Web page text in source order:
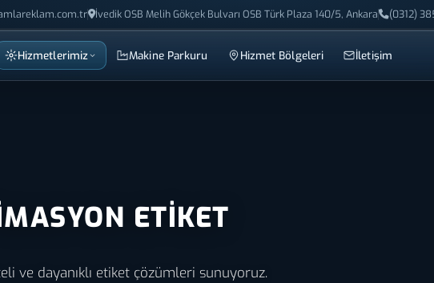
İvedik OSB Melih Gökçek Bulvarı OSB Türk Plaza 140/5, Ankara (0312)
Hizmetlerimiz Makine Parkuru Hizmet Bölgeleri İletişim
ETIKET
ve dayanıklı etiket çözümleri sunuyoruz.